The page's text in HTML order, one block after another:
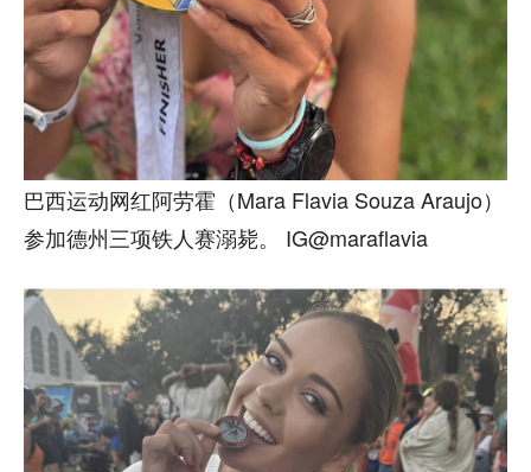
巴西运动网红阿劳霍（Mara Flavia Souza Araujo）
参加德州三项铁人赛溺毙。 IG@maraflavia